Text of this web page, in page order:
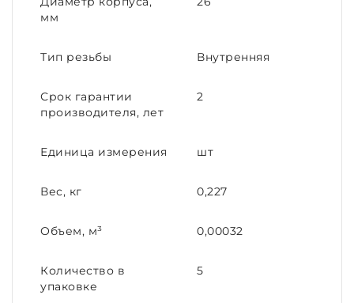
мм
Тип резьбы Внутренняя
Срок гарантии
производителя, лет
2
Единица измерения шт
Вес, кг 0,227
Объем, м³ 0,00032
Количество в
упаковке
5